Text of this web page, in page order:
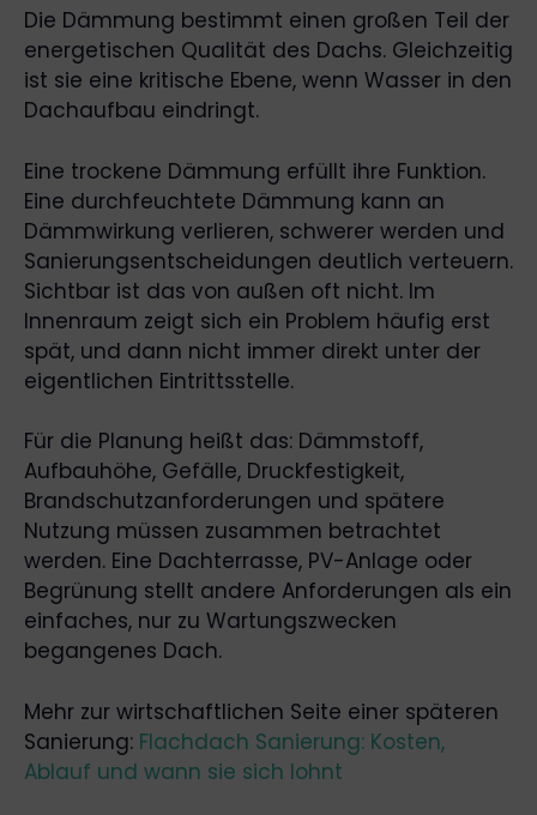
Die Dämmung bestimmt einen großen Teil der
energetischen Qualität des Dachs. Gleichzeitig
ist sie eine kritische Ebene, wenn Wasser in den
Dachaufbau eindringt.
Eine trockene Dämmung erfüllt ihre Funktion.
Eine durchfeuchtete Dämmung kann an
Dämmwirkung verlieren, schwerer werden und
Sanierungsentscheidungen deutlich verteuern.
Sichtbar ist das von außen oft nicht. Im
Innenraum zeigt sich ein Problem häufig erst
spät, und dann nicht immer direkt unter der
eigentlichen Eintrittsstelle.
Für die Planung heißt das: Dämmstoff,
Aufbauhöhe, Gefälle, Druckfestigkeit,
Brandschutzanforderungen und spätere
Nutzung müssen zusammen betrachtet
werden. Eine Dachterrasse, PV-Anlage oder
Begrünung stellt andere Anforderungen als ein
einfaches, nur zu Wartungszwecken
begangenes Dach.
Mehr zur wirtschaftlichen Seite einer späteren
Sanierung: Flachdach Sanierung: Kosten,
Ablauf und wann sie sich lohnt